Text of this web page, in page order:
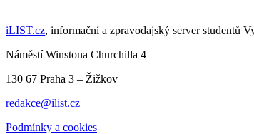
iLIST.cz, informační a zpravodajský server studentů
Náměstí Winstona Churchilla 4
130 67 Praha 3 – Žižkov
redakce@ilist.cz
Podmínky a cookies